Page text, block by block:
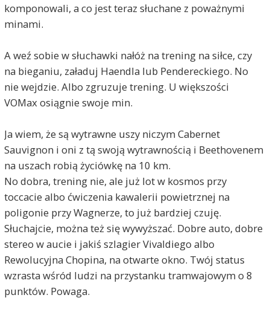
komponowali, a co jest teraz słuchane z poważnymi
minami.
A weź sobie w słuchawki nałóż na trening na siłce, czy
na bieganiu, załaduj Haendla lub Pendereckiego. No
nie wejdzie. Albo zgruzuje trening. U większości
VOMax osiągnie swoje min.
Ja wiem, że są wytrawne uszy niczym Cabernet
Sauvignon i oni z tą swoją wytrawnością i Beethovenem
na uszach robią życiówkę na 10 km.
No dobra, trening nie, ale już lot w kosmos przy
toccacie albo ćwiczenia kawalerii powietrznej na
poligonie przy Wagnerze, to już bardziej czuję.
Słuchajcie, można też się wywyższać. Dobre auto, dobre
stereo w aucie i jakiś szlagier Vivaldiego albo
Rewolucyjna Chopina, na otwarte okno. Twój status
wzrasta wśród ludzi na przystanku tramwajowym o 8
punktów. Powaga.